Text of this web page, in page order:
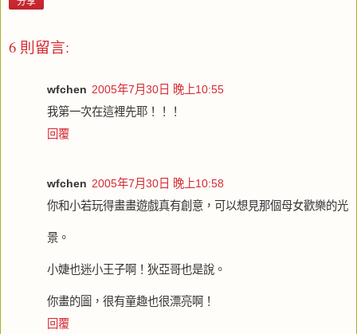
6 則留言:
wfchen 2005年7月30日 晚上10:55
我第一次在這裡先耶！！！
回覆
wfchen 2005年7月30日 晚上10:58
你和小若玩得畫畫遊戲真有創意，可以想見那個母女歡樂的光
景。
小婕也迷小王子啊！狄亞哥也是說。
你畫的圖，很有童趣也很漂亮啊！
回覆